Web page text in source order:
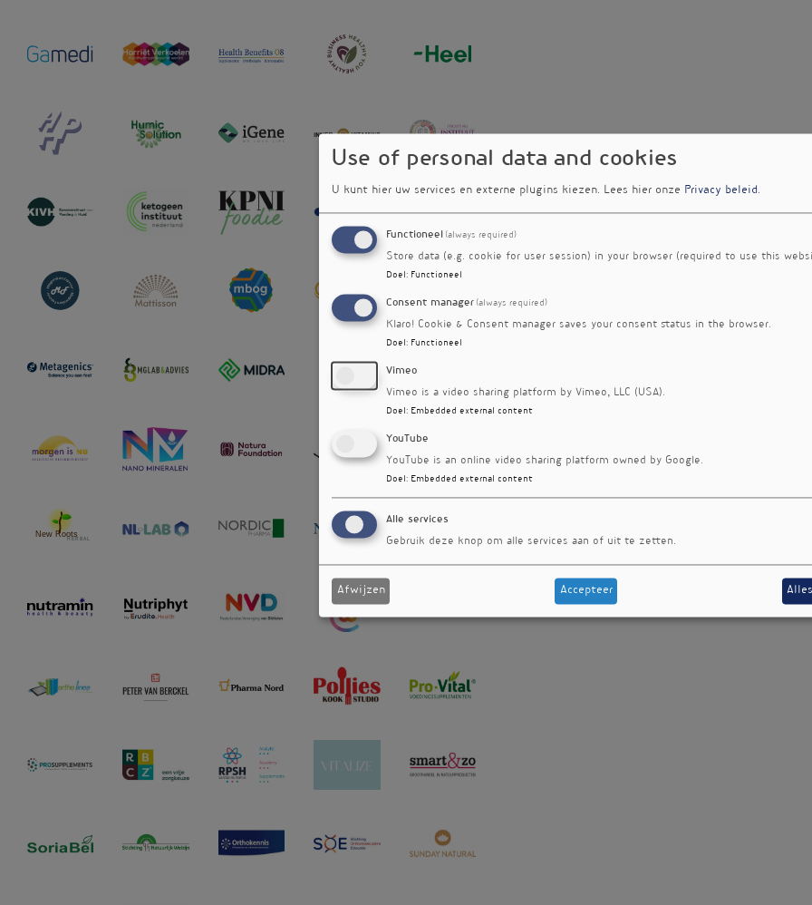
Use of personal data and cookies
U kunt hier uw services en externe plugins kiezen. Lees hier onze Privacy beleid.
Functioneel (always required)
Store data (e.g. cookie for user session) in your browser (required to use this
Doel : Functioneel
Consent manager (always required)
Klaro! Cookie & Consent manager saves your consent status in the browser.
Doel : Functioneel
Vimeo
Vimeo is a video sharing platform by Vimeo, LLC (USA).
Doel : Embedded external content
YouTube
YouTube is an online video sharing platform owned by Google.
Doel : Embedded external content
Alle services
Gebruik deze knop om alle services aan of uit te zetten.
Afwijzen Accepteer